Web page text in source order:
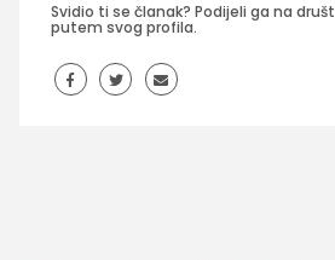
Svidio ti se članak? Podijeli ga na
putem svog profila.